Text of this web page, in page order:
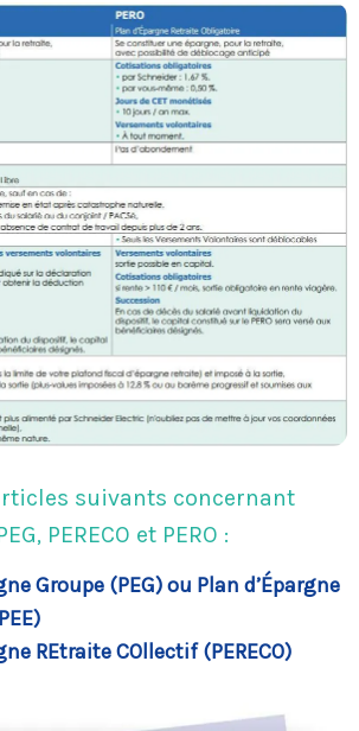
suivants concernant
PERECO et PERO :
Groupe (PEG) ou Plan d’Épargne
REtraite COllectif (PERECO)